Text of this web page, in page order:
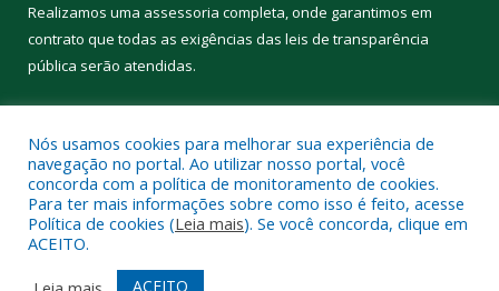
Realizamos uma assessoria completa, onde garantimos em
contrato que todas as exigências das leis de transparência
pública serão atendidas.
Todos os direitos reservados a Prefeitura Municipal de Aveiro.
Mapa do Site Acessar Área Administrativa
Nós usamos cookies para melhorar sua experiência de
navegação no portal. Ao utilizar nosso portal, você
concorda com a política de monitoramento de cookies.
Para ter mais informações sobre como isso é feito, acesse
Política de cookies (Leia mais). Se você concorda, clique em
ACEITO.
ACEITO